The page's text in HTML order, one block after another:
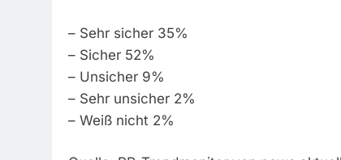
– Sehr sicher 35%
– Sicher 52%
– Unsicher 9%
– Sehr unsicher 2%
– Weiß nicht 2%